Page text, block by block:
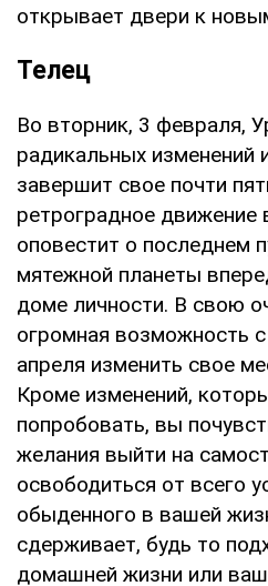
открывает двери к
Телец
Во вторник, 3 февраля,
радикальных изменений
завершит свое почти
ретроградное движение
оповестит о последнем
мятежной планеты
доме личности. В свою
огромная возможность
апреля изменить свое
Кроме изменений,
попробовать, вы
желания выйти на
освободиться от всего
обыденного в вашей
сдерживает, будь то
домашней жизни или